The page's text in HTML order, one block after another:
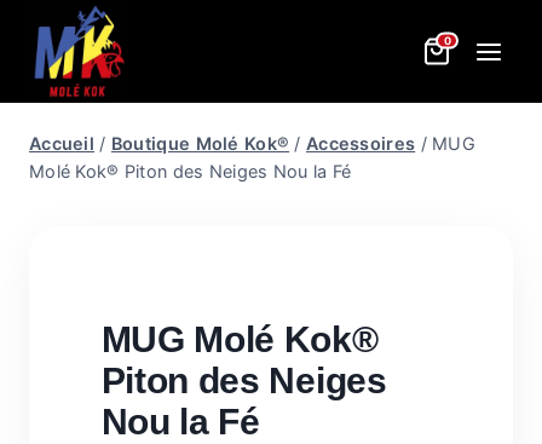
contenu
0
Accueil / Boutique Molé Kok® / Accessoires / MUG
Molé Kok® Piton des Neiges Nou la Fé
MUG Molé Kok®
Piton des Neiges
Nou la Fé